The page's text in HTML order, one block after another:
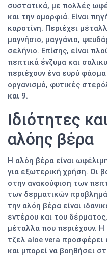
συστατικά, με πολλές
και την ομορφιά. Είναι
καροτίνη. Περιέχει
μαγνήσιο, μαγγάνιο,
σελήνιο. Επίσης, είναι
πεπτικά ένζυμα και
περιέχουν ένα ευρύ
οργανισμό, φυτικές
και 9.
Ιδιότητες
αλόης βέρα
Η αλόη βέρα είναι
για εξωτερική χρήση. Οι
στην ανακούφιση των
των δερματικών
την αλόη βέρα είναι
εντέρου και του
μέταλλα που περιέχουν.
τζελ aloe vera προσφέρει
και μπορεί να βοηθήσει